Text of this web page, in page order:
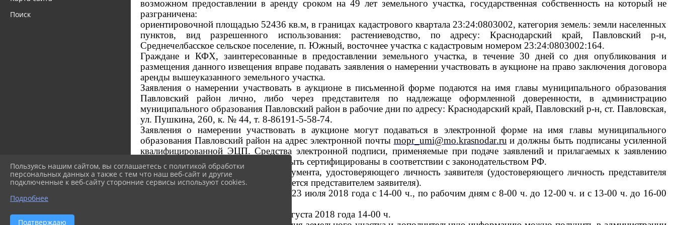
Поиск
возможном предоставлении в аренду сроком на 49 лет земельного участка, государственная собственность на который не
разграничена:
ориентировочной площадью 52436 кв.м, в границах кадастрового квартала 23:24:0803002, категория земель: земли населенных
пунктов, вид разрешенного использования: растениеводство, по адресу: Краснодарский край, Павловский р-н,
Среднечелбасское сельское поселение, п. Южный, восточнее участка с кадастровым номером 23:24:0803002:164.
Граждане и КФХ, заинтересованные в предоставлении земельного участка, в течение 30 дней со дня опубликования и
размещения данного извещения вправе подавать заявления о намерении участвовать в аукционе на право заключения договора
аренды вышеуказанного земельного участка.
Заявления о намерении участвовать в аукционе в письменной форме подаются на имя главы муниципального образования
Павловский район лично, либо через представителя по надлежаще оформленной доверенности, в администрацию
муниципального образования Павловский район в рабочие дни по адресу: Краснодарский край, Павловский р-н, ст. Павловская,
ул. Пушкина, 260, к. № 44, т. 8-86191-5-58-74.
Заявления о намерении участвовать в аукционе могут подаватьсяв электронной форме на имя главы муниципального
образования Павловский район на адрес электронной почты mopr_ umi@mo.krasnodar.ru и должны быть подписаны усиленной
квалифицированной ЭЦП. Средства электронной подписи, применяемые при подаче заявлений и прилагаемых к заявлению
электронных документов, должны быть сертифицированы в соответствии с законодательством РФ.
К заявлению прилагается копия документа, удостоверяющего личность заявителя (удостоверяющего личность представителя
заявителя, если заявление представляется представителем заявителя).
Дата и время начала приёма заявок: 23 июля 2018 года с 14-00 ч., по рабочим дням с 8-00 ч. до 12-00 ч. и с 13-00 ч. до 16-00
Дата окончания приёма заявок: 22 августа 2018 года 14-00 ч.
Пользуясь нашим сайтом, вы соглашаетесь с политикой обработки
персональных данных а также с тем что наш веб-сайт и другие
подключенные к веб-сайту сторонние сервисы используют cookies.
Подробнее
Подтверждаю